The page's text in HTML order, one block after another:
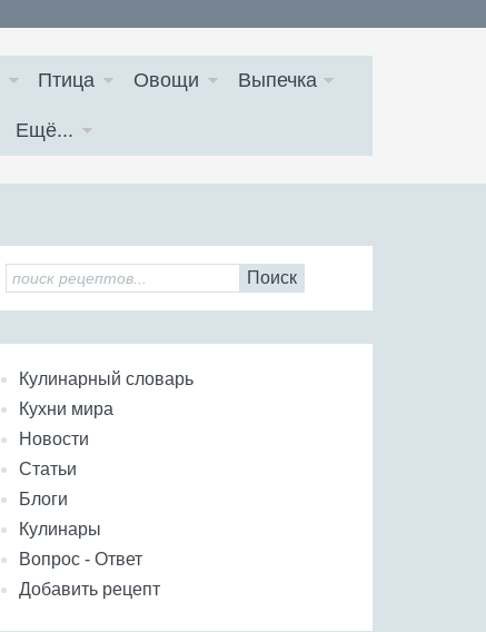
Птица Овощи Выпечка
Ещё...
Поиск
Кулинарный словарь
Кухни мира
Новости
Статьи
Блоги
Кулинары
Вопрос - Ответ
Добавить рецепт